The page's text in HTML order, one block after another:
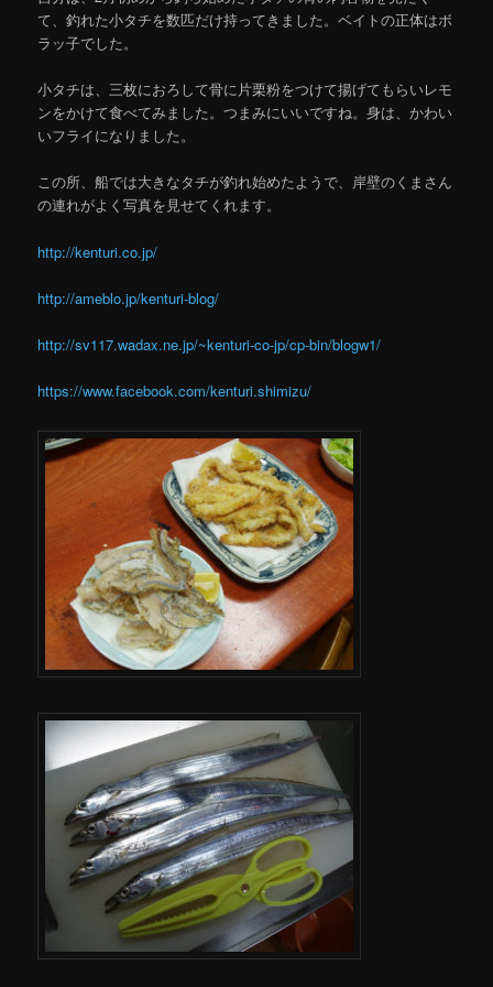
て、釣れた小タチを数匹だけ持ってきました。ベイトの正体はボ
ラッ子でした。
小タチは、三枚におろして骨に片栗粉をつけて揚げてもらいレモ
ンをかけて食べてみました。つまみにいいですね。身は、かわい
いフライになりました。
この所、船では大きなタチが釣れ始めたようで、岸壁のくまさん
の連れがよく写真を見せてくれます。
http://kenturi.co.jp/
http://ameblo.jp/kenturi-blog/
http://sv117.wadax.ne.jp/~kenturi-co-jp/cp-bin/blogw1/
https://www.facebook.com/kenturi.shimizu/